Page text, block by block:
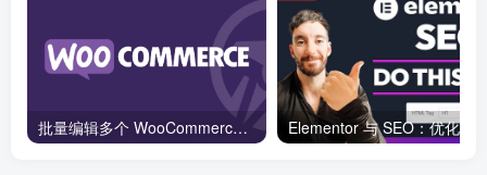
批量编辑多个 WooCommerce 产品变体价格的 2 个方法？